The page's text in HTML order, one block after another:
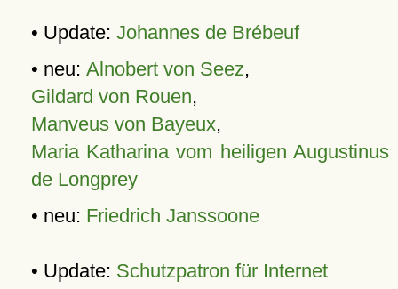
• Update: Johannes de Brébeuf
• neu: Alnobert von Seez,
Gildard von Rouen,
Manveus von Bayeux,
Maria Katharina vom heiligen Augustinus
de Longprey
• neu: Friedrich Janssoone
• Update: Schutzpatron für Internet